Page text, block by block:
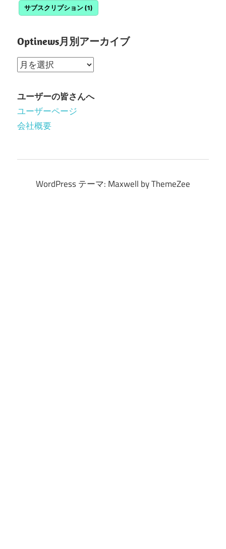
サブスクリプション(1)
Optinews月別アーカイブ
Optinews
別
ア
ー
ユーザーの皆さんへ
ユーザーページ
会社概要
WordPress テーマ: Maxwell by ThemeZee